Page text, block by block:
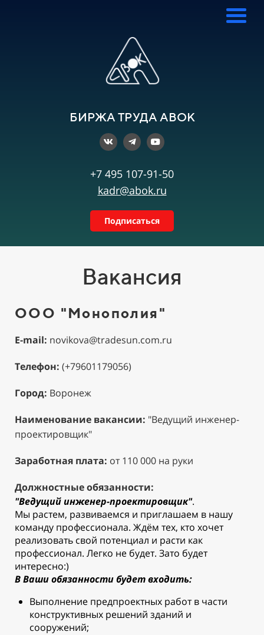
БИРЖА ТРУДА АВОК
+7 495 107-91-50
kadr@abok.ru
Подписаться
Вакансия
ООО "Монополия"
E-mail: novikova@tradesun.com.ru
Телефон: (+79601179056)
Город: Воронеж
Наименование вакансии: "Ведущий инженер-
проектировщик"
Заработная плата: от 110 000 на руки
Должностные обязанности:
"Ведущий инженер-проектировщик".
Мы растем, развиваемся и приглашаем в нашу
команду профессионала. Ждём тех, кто хочет
реализовать свой потенциал и расти как
профессионал. Легко не будет. Зато будет
интересно:)
В Ваши обязанности будет входить:
Выполнение предпроектных работ в части
конструктивных решений зданий и
сооружений;